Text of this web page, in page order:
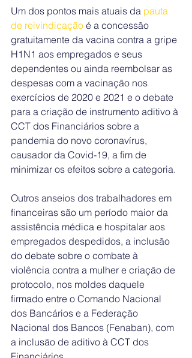
Um dos pontos mais atuais da pauta
de reivindicação é a concessão
gratuitamente da vacina contra a gripe
H1N1 aos empregados e seus
dependentes ou ainda reembolsar as
despesas com a vacinação nos
exercícios de 2020 e 2021 e o debate
para a criação de instrumento aditivo à
CCT dos Financiários sobre a
pandemia do novo coronavírus,
causador da Covid-19, a fim de
minimizar os efeitos sobre a categoria.
Outros anseios dos trabalhadores em
financeiras são um período maior da
assistência médica e hospitalar aos
empregados despedidos, a inclusão
do debate sobre o combate à
violência contra a mulher e criação de
protocolo, nos moldes daquele
firmado entre o Comando Nacional
dos Bancários e a Federação
Nacional dos Bancos (Fenaban), com
a inclusão de aditivo à CCT dos